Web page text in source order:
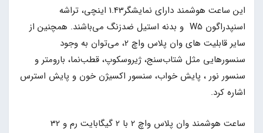
این ساعت هوشمند دارای نمایشگر1.43 اینچی، تراشه
اسنپدراگون W5 و بدنه استیل ضدزنگ می‌باشند. همچنین از
سایر قابلیت های وان پلاس واچ 2، می‌توان به وجود
سنسورهایی مثل شتاب‌سنج، ژیروسکوپ، قطب‌نما، بارومتر و
سنسور نور ، پایش خواب، سنسور اکسیژن خون و پایش استرس
اشاره کرد.
ساعت هوشمند وان پلاس واچ 2 با 2 گیگابایت رم و 32